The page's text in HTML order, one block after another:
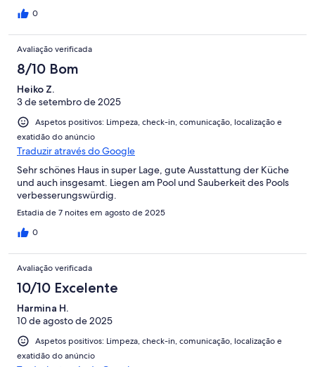
hat – vielen Dank Vrank für die schnelle Hilfe.
0
Avaliação verificada
8/10 Bom
Heiko Z.
3 de setembro de 2025
Aspetos positivos: Limpeza, check-in, comunicação, localização e
exatidão do anúncio
Traduzir através do Google
Sehr schönes Haus in super Lage, gute Ausstattung der Küche
und auch insgesamt. Liegen am Pool und Sauberkeit des Pools
verbesserungswürdig.
Estadia de 7 noites em agosto de 2025
0
Avaliação verificada
10/10 Excelente
Harmina H.
10 de agosto de 2025
Aspetos positivos: Limpeza, check-in, comunicação, localização e
exatidão do anúncio